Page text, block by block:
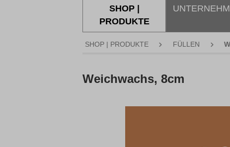
SHOP |
PRODUKTE
SHOP | PRODUKTE FÜLLEN
Weichwachs, 8cm